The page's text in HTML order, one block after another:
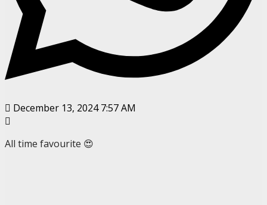
December 13, 2024 7:57 AM
All time favourite 😍